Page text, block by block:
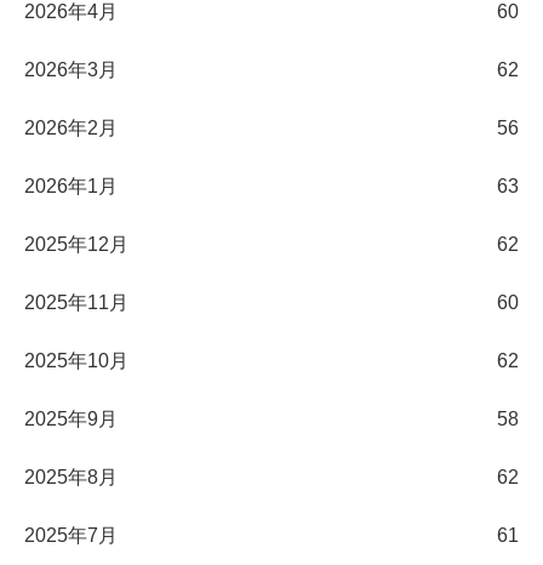
2026年4月 60
2026年3月 62
2026年2月 56
2026年1月 63
2025年12月 62
2025年11月 60
2025年10月 62
2025年9月 58
2025年8月 62
2025年7月 61